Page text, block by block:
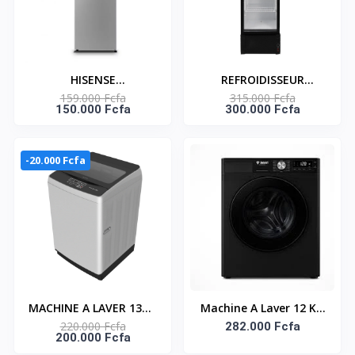
HISENSE
RÉFRIGÉRATEUR DEUX
PORTES 207 LITRES –
159.000 Fcfa
150.000 Fcfa
REFROIDISSEUR
VERTICAL UNE PORTE
400 LT - NAS-FL400-
315.000 Fcfa
300.000 Fcfa
-20.000 Fcfa
MACHINE A LAVER 13KG
TOP LOAD
AUTOMATIQUE -
220.000 Fcfa
200.000 Fcfa
Machine A Laver 12 KG
Automatique (STML-
282.000 Fcfa